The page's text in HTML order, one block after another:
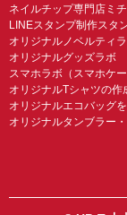
ネイルチップ専門店ミ
LINEスタンプ制作スタ
オリジナルノベルティ
オリジナルグッズラボ
スマホラボ（スマホケー
オリジナルTシャツの作
オリジナルエコバッグを
オリジナルタンブラー